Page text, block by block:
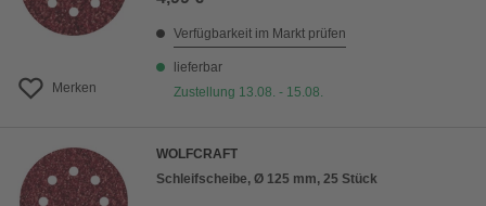
Merken
Verfügbarkeit im Markt prüfen
lieferbar
Zustellung 13.08. - 15.08.
WOLFCRAFT
Schleifscheibe, Ø 125 mm, 25 Stück